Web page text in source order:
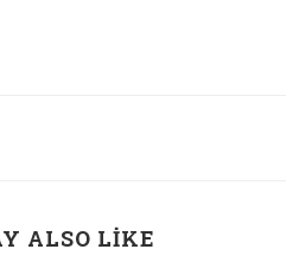
ALSO LIKE